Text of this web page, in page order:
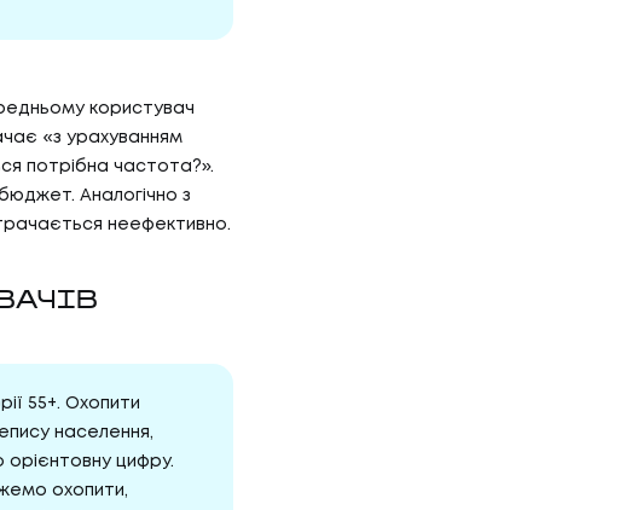
користувач
«з урахуванням
потрібна частота?».
Аналогічно з
неефективно.
55+. Охопити
населення,
орієнтовну цифру.
охопити,